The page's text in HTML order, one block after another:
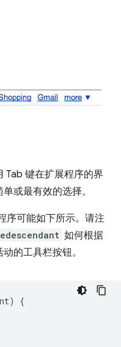
Tab 键在扩展程序的界
或最有效的选择。
序可能如下所示。请注
如何根据
的工具栏按钮。
)
{